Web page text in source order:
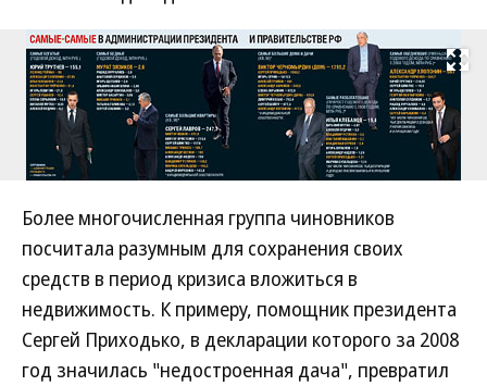
Развернуть
Более многочисленная группа чиновников
посчитала разумным для сохранения своих
средств в период кризиса вложиться в
недвижимость. К примеру, помощник президента
Сергей Приходько, в декларации которого за 2008
год значилась "недостроенная дача", превратил